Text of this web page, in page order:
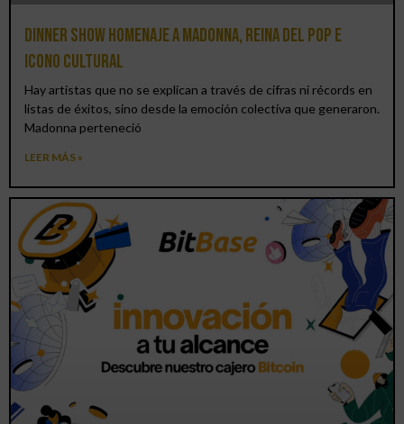
Dinner Show homenaje a Madonna, reina del pop e
icono cultural
Hay artistas que no se explican a través de cifras ni récords en
listas de éxitos, sino desde la emoción colectiva que generaron.
Madonna perteneció
LEER MÁS »